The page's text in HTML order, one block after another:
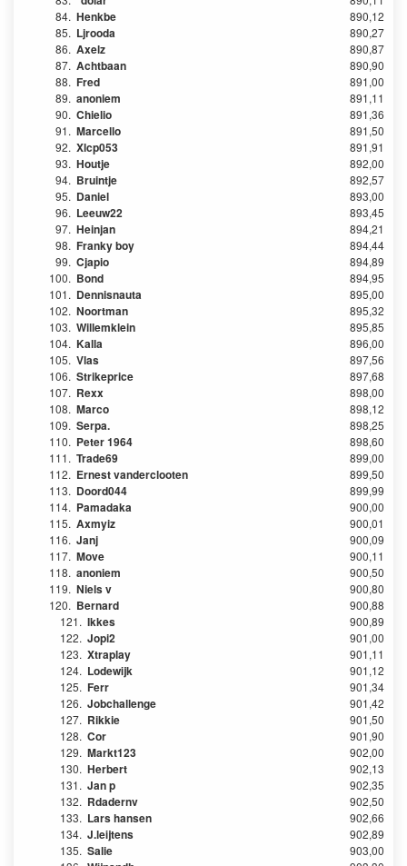
84. Henkbe
890,12
85. Ljrooda
890,27
86. Axelz
890,87
87. Achtbaan
890,90
88. Fred
891,00
89. anoniem
891,11
90. Chielio
891,36
91. Marcello
891,50
92. Xlcp053
891,91
93. Houtje
892,00
94. Bruintje
892,57
95. Daniel
893,00
96. Leeuw22
893,45
97. Heinjan
894,21
98. Franky boy
894,44
99. Cjapio
894,89
100. Bond
894,95
101. Dennisnauta
895,00
102. Noortman
895,32
103. Willemklein
895,85
104. Kalla
896,00
105. Vlas
897,56
106. Strikeprice
897,68
107. Rexx
898,00
108. Marco
898,12
109. Serpa.
898,25
110. Peter 1964
898,60
111. Trade69
899,00
112. Ernest vanderclooten
899,50
113. Doord044
899,99
114. Pamadaka
900,00
115. Axmyiz
900,01
116. Janj
900,09
117. Move
900,11
118. anoniem
900,50
119. Niels v
900,80
120. Bernard
900,88
121. Ikkes
900,89
122. Jopi2
901,00
123. Xtraplay
901,11
124. Lodewijk
901,12
125. Ferr
901,34
126. Jobchallenge
901,42
127. Rikkie
901,50
128. Cor
901,90
129. Markt123
902,00
130. Herbert
902,13
131. Jan p
902,35
132. Rdadernv
902,50
133. Lars hansen
902,66
134. J.leijtens
902,89
135. Salie
903,00